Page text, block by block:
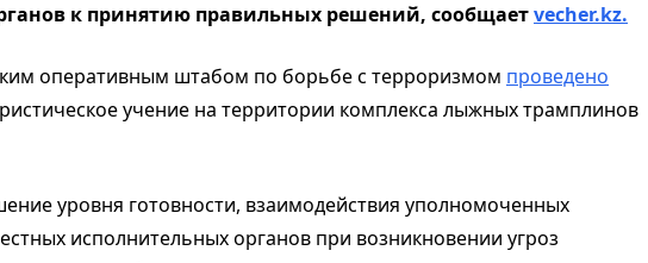
к принятию правильных решений, сообщаетvecher.kz.
оперативным штабом по борьбе с терроризмом проведено
учение на территории комплекса лыжных трамплинов
уровня готовности, взаимодействия уполномоченных
исполнительных органов при возникновении угроз